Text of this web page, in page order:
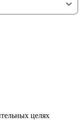
and the GIS
целях